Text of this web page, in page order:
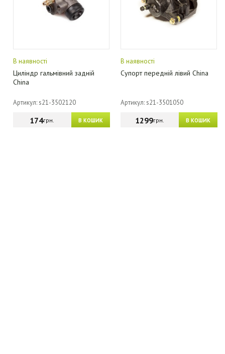
В наявності
Циліндр гальмівний задній
China
Артикул: s21-3502120
В КОШИК
174грн.
В наявності
Супорт передній лівий China
Артикул: s21-3501050
В КОШИК
1299грн.